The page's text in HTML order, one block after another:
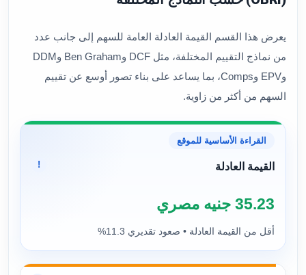
يعرض هذا القسم القيمة العادلة العامة للسهم إلى جانب عدد
من نماذج التقييم المختلفة، مثل DCF وBen Graham وDDM
وEPV وComps، بما يساعد على بناء تصور أوسع عن تقييم
السهم من أكثر من زاوية.
القراءة الأساسية للموقع
القيمة العادلة !
35.23 جنيه مصري
أقل من القيمة العادلة • صعود تقديري 11.3%